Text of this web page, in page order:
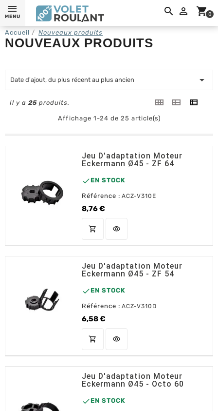
 shopping_cart0
MENU
Accueil Nouveaux produits
NOUVEAUX PRODUITS
Date d'ajout, du plus récent au plus ancien 
Il y a 25 produits.
Affichage 1-24 de 25 article(s)
Jeu D'adaptation Moteur
Eckermann Ø45 - ZF 64
 EN STOCK
Référence : ACZ-V310E
8,76 €
Prix
shopping_cart AJOUTER AU PANIER
visibility
Jeu D'adaptation Moteur
Eckermann Ø45 - ZF 54
 EN STOCK
Référence : ACZ-V310D
6,58 €
Prix
shopping_cart AJOUTER AU PANIER
visibility
Jeu D'adaptation Moteur
Eckermann Ø45 - Octo 60
 EN STOCK